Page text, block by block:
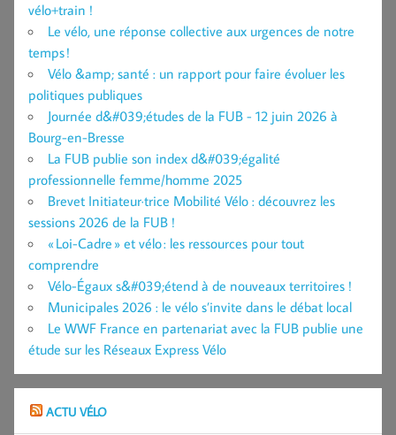
vélo+train !
Le vélo, une réponse collective aux urgences de notre
temps !
Vélo &amp; santé : un rapport pour faire évoluer les
politiques publiques
Journée d&#039;études de la FUB - 12 juin 2026 à
Bourg-en-Bresse
La FUB publie son index d&#039;égalité
professionnelle femme/homme 2025
Brevet Initiateur·trice Mobilité Vélo : découvrez les
sessions 2026 de la FUB !
« Loi-Cadre » et vélo : les ressources pour tout
comprendre
Vélo-Égaux s&#039;étend à de nouveaux territoires !
Municipales 2026 : le vélo s’invite dans le débat local
Le WWF France en partenariat avec la FUB publie une
étude sur les Réseaux Express Vélo
ACTU VÉLO